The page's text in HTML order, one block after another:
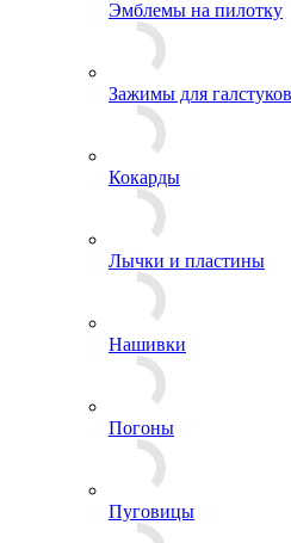
Звезды
Эмблемы на пилотку
Зажимы для галстуков
Кокарды
Лычки и пластины
Нашивки